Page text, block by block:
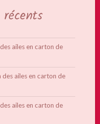
ailes en carton de
des ailes en carton de
ailes en carton de